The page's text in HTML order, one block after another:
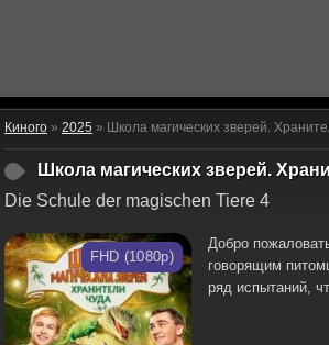
Киного » 2025 » Школа магических зверей.
Школа магических зверей.
Die Schule der magischen Tiere 4
FHD (1080p)
​​Добро
говорящим
ряд испытаний,